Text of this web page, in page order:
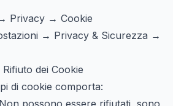
Privacy → Cookie
→ Privacy & Sicurezza →
dei Cookie
di cookie comporta:
Non possono essere rifiutati, sono